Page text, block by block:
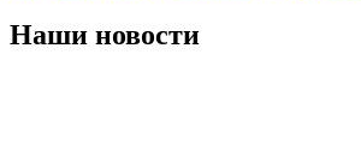
Наши новости